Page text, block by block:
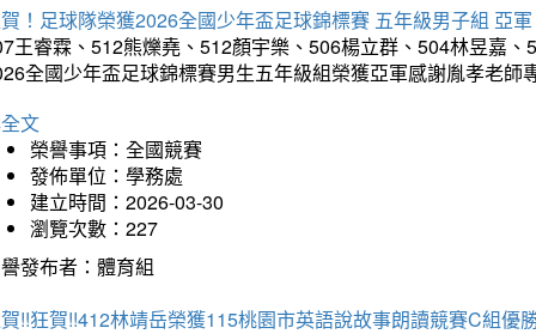
！足球隊榮獲2026全國少年盃足球錦標賽 五年級男子組 亞軍
王睿霖、512熊爍堯、512顏宇樂、506楊立群、504林昱嘉
全國少年盃足球錦標賽男生五年級組榮獲亞軍感謝胤孝老師
文
榮譽事項：全國競賽
發佈單位：學務處
建立時間：2026-03-30
瀏覽次數：227
發布者：體育組
!!狂賀!!412林靖岳榮獲115桃園市英語說故事朗讀競賽C組優